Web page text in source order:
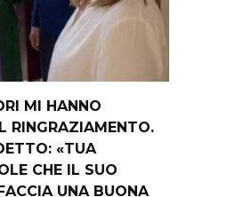
MI HANNO
RINGRAZIAMENTO.
«TUA
CHE IL SUO
UNA BUONA